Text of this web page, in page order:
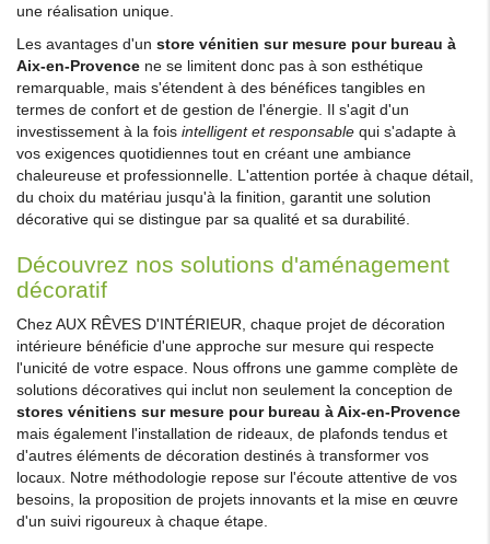
une réalisation unique.
Les avantages d'un store vénitien sur mesure pour bureau à
Aix-en-Provence ne se limitent donc pas à son esthétique
remarquable, mais s'étendent à des bénéfices tangibles en
termes de confort et de gestion de l'énergie. Il s'agit d'un
investissement à la fois intelligent et responsable qui s'adapte à
vos exigences quotidiennes tout en créant une ambiance
chaleureuse et professionnelle. L'attention portée à chaque détail,
du choix du matériau jusqu'à la finition, garantit une solution
décorative qui se distingue par sa qualité et sa durabilité.
Découvrez nos solutions d'aménagement
décoratif
Chez AUX RÊVES D'INTÉRIEUR, chaque projet de décoration
intérieure bénéficie d'une approche sur mesure qui respecte
l'unicité de votre espace. Nous offrons une gamme complète de
solutions décoratives qui inclut non seulement la conception de
stores vénitiens sur mesure pour bureau à Aix-en-Provence
mais également l'installation de rideaux, de plafonds tendus et
d'autres éléments de décoration destinés à transformer vos
locaux. Notre méthodologie repose sur l'écoute attentive de vos
besoins, la proposition de projets innovants et la mise en œuvre
d'un suivi rigoureux à chaque étape.